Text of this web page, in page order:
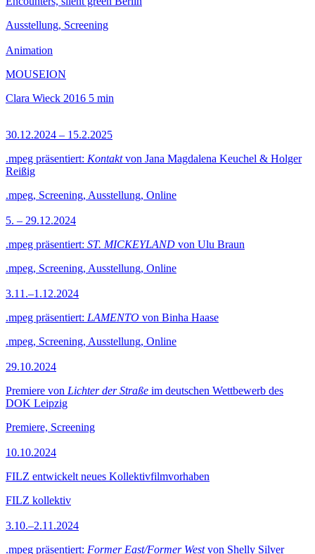
Ausstellung, Screening
Animation
MOUSEION
Clara Wieck 2016 5 min
30.12.2024 – 15.2.2025
.mpeg präsentiert: Kontaktvon Jana Magdalena Keuchel & Holger
Reißig
.mpeg, Screening, Ausstellung, Online
5. – 29.12.2024
.mpeg präsentiert: ST. MICKEYLAND von Ulu Braun
.mpeg, Screening, Ausstellung, Online
3.11.–1.12.2024
.mpeg präsentiert: LAMENTO von Binha Haase
.mpeg, Screening, Ausstellung, Online
29.10.2024
Premiere von Lichter der Straße im deutschen Wettbewerb des
DOK Leipzig
Premiere, Screening
10.10.2024
FILZ entwickelt neues Kollektivfilmvorhaben
FILZ kollektiv
3.10.–2.11.2024
.mpeg präsentiert: Former East/Former Westvon Shelly Silver